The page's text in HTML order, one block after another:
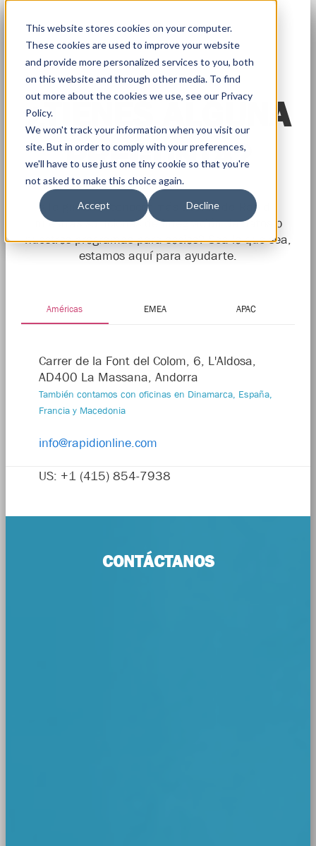
This website stores cookies on your computer.
These cookies are used to improve your website
and provide more personalized services to you, both
on this website and through other media. To find
out more about the cookies we use, see our Privacy
Policy.
We won't track your information when you visit our
site. But in order to comply with your preferences,
we'll have to use just one tiny cookie so that you're
not asked to make this choice again.
Accept Decline
¿TIENES ALGUNA
PREGUNTA?
¿Te gustaría conocer más acerca de Rapidi,
nuestras soluciones de integración de datos o
nuestros programas para socios? Sea lo que sea,
estamos aquí para ayudarte.
Américas EMEA APAC
Carrer de la Font del Colom, 6, L'Aldosa,
AD400 La Massana, Andorra
También contamos con oficinas en Dinamarca, España,
Francia y Macedonia
info@rapidionline.com
US: +1 (415) 854-7938
CONTÁCTANOS